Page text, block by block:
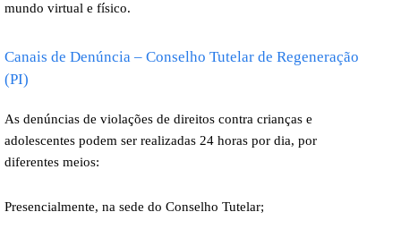
mundo virtual e físico.
Canais de Denúncia – Conselho Tutelar de Regeneração
(PI)
As denúncias de violações de direitos contra crianças e
adolescentes podem ser realizadas 24 horas por dia, por
diferentes meios:
Presencialmente, na sede do Conselho Tutelar;